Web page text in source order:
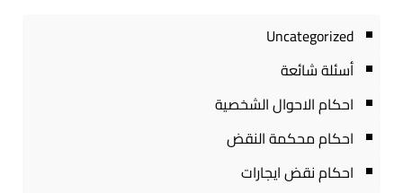
Uncategorized
أسئلة شائعة
احكام الاحوال الشخصية
احكام محكمة النقض
احكام نقض ايجارات